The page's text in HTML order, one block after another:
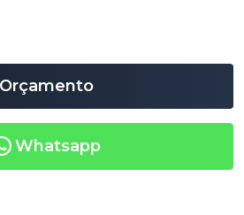
Orçamento
Whatsapp